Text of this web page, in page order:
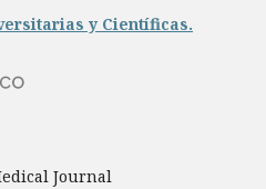
y Científicas.
Journal